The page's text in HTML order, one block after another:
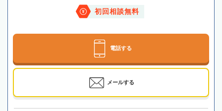
初回相談無料
電話する
メールする